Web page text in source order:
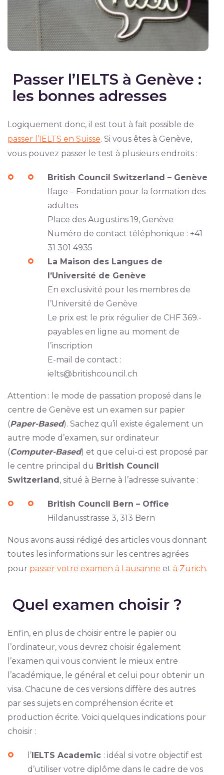
Passer l’IELTS à Genève :
les bonnes adresses
Logiquement donc, il est tout à fait possible de
passer l’IELTS en Suisse. Si vous êtes à Genève,
vous pouvez passer le test à plusieurs endroits :
British Council Switzerland – Genève
Ifage – Fondation pour la formation des
adultes
Place des Augustins 19, Genève
Numéro de contact téléphonique : +41
31 301 4935
La Maison des Langues de
l’Université de Genève
En exclusivité pour les membres de
l’Université de Genève
Le prix est le prix régulier de CHF 369.-
payables en ligne au moment de
l’inscription
E-mail de contact :
ielts@britishcouncil.ch
Attention : le mode de passation proposé dans le
centre de Genève est un examen sur papier
(Paper-Based). Sachez qu’il existe également un
autre mode d’examen, sur ordinateur
(Computer-Based) et que celui-ci est proposé par
le centre principal du British Council
Switzerland , situé à Berne à l’adresse suivante :
British Council Bern – Office
Hildanusstrasse 3, 313 Bern
Nous avons aussi rédigé des articles vous donnant
toutes les informations sur les centres agrées
pour passer votre examen à Lausanne et à Zurich.
Quel examen choisir ?
Enfin, en plus de choisir entre le papier ou
l’ordinateur, vous devrez choisir également
l’examen qui vous convient le mieux entre
l’académique, le général et celui pour obtenir un
visa. Chacune de ces versions diffère des autres
par ses sujets en compréhension écrite et
production écrite. Voici quelques indications pour
choisir :
l’IELTS Academic : idéal si votre objectif est
d’utiliser votre diplôme dans le cadre de vos